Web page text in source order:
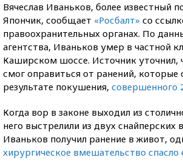
Вячеслав Иваньков, более известный
Япончик, сообщает «Росбалт» со
правоохранительных органах. По
агентства, Иваньков умер в частной
Каширском шоссе. Источник уточнил,
смог оправиться от ранений, которые
результате покушения, совершенного
Когда вор в законе выходил из
него выстрелили из двух снайперских
Иваньков получил ранение в живот,
хирургическое вмешательство спасло